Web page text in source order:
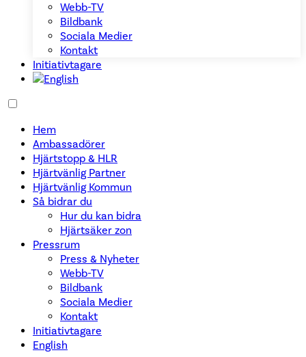
Webb-TV
Bildbank
Sociala Medier
Kontakt
Initiativtagare
Hem
Ambassadörer
Hjärtstopp & HLR
Hjärtvänlig Partner
Hjärtvänlig Kommun
Så bidrar du
Hur du kan bidra
Hjärtsäker zon
Pressrum
Press & Nyheter
Webb-TV
Bildbank
Sociala Medier
Kontakt
Initiativtagare
English